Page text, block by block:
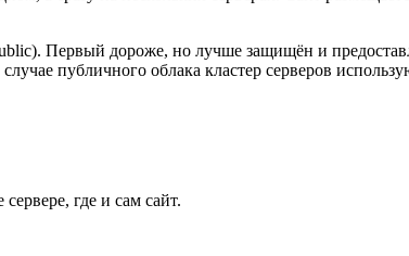
Первый дороже, но лучше защищён и
публичного облака кластер серверов
где и сам сайт.